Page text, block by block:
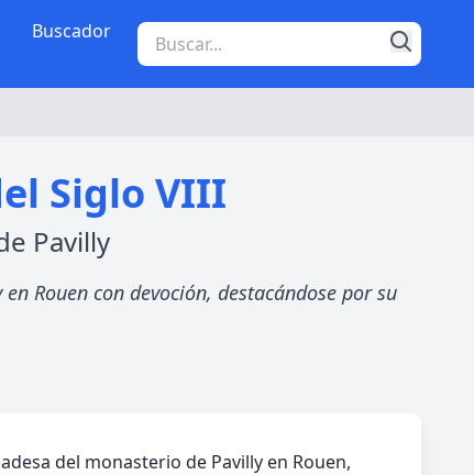
Buscador
Siglo VIII
Pavilly
Rouen con devoción, destacándose por su
del monasterio de Pavilly en Rouen,